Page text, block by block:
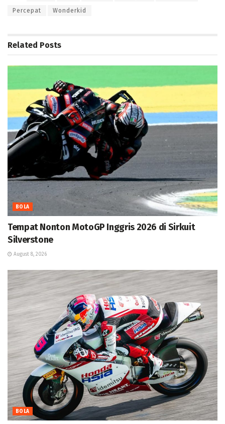
Percepat Wonderkid
Related Posts
BOLA
Tempat Nonton MotoGP Inggris 2026 di Sirkuit
Silverstone
August 8, 2026
BOLA